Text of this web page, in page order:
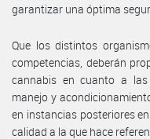
garantizar una óptima
Que los distintos
competencias, deberán
cannabis en cuanto a las
manejo y
en instancias posteriores
calidad a la que hace